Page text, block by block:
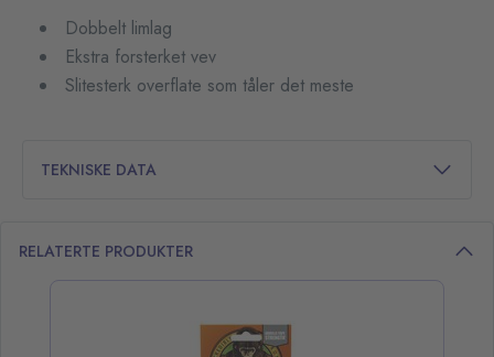
Dobbelt limlag
Ekstra forsterket vev
Slitesterk overflate som tåler det meste
TEKNISKE DATA
RELATERTE PRODUKTER